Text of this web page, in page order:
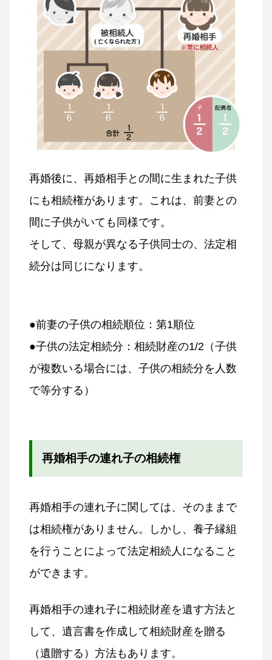
再婚後に、再婚相手との間に生まれた子供
にも相続権があります。これは、前妻との
間に子供がいても同様です。
そして、母親が異なる子供同士の、法定相
続分は同じになります。
●前妻の子供の相続順位：第1順位
●子供の法定相続分：相続財産の1/2（子供
が複数いる場合には、子供の相続分を人数
で等分する）
再婚相手の連れ子の相続権
再婚相手の連れ子に関しては、そのままで
は相続権がありません。しかし、養子縁組
を行うことによって法定相続人になること
ができます。
再婚相手の連れ子に相続財産を遺す方法と
して、遺言書を作成して相続財産を贈る
（遺贈する）方法もあります。